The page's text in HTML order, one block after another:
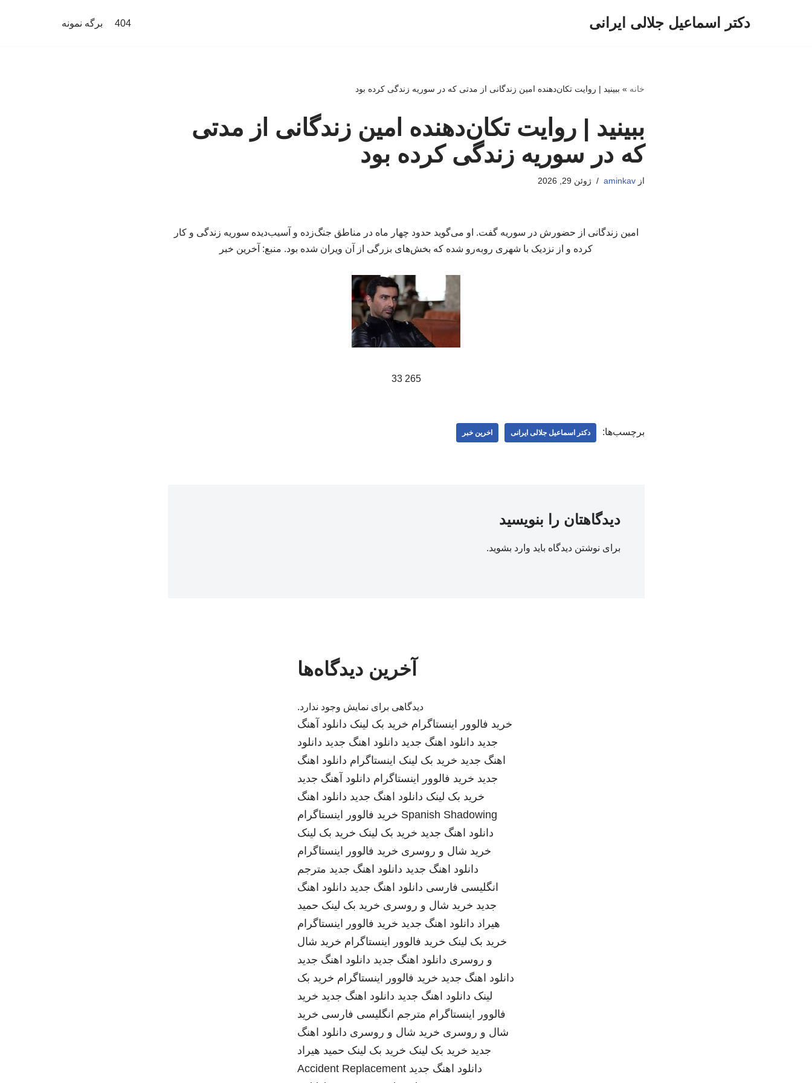
دکتر اسماعیل جلالی ایرانی 404 برگه نمونه
خانه » ببینید | روایت تکان‌دهنده امین زندگانی از مدتی که در سوریه زندگی کرده بود
ببینید | روایت تکان‌دهنده امین زندگانی از مدتی
که در سوریه زندگی کرده بود
ازaminkav ژوئن 29, 2026
امین زندگانی از حضورش در سوریه گفت. او می‌گوید حدود چهار ماه در مناطق جنگ‌زده و آسیب‌دیده سوریه زندگی و کار
کرده و از نزدیک با شهری روبه‌رو شده که بخش‌های بزرگی از آن ویران شده بود. منبع: آخرین خبر
265 33
برچسب‌ها: دکتر اسماعیل جلالی ایرانی اخرین خبر
دیدگاهتان را بنویسید
برای نوشتن دیدگاه باید وارد بشوید.
آخرین دیدگاه‌ها
دیدگاهی برای نمایش وجود ندارد.
خرید فالوور اینستاگرام خرید بک لینک دانلود آهنگ
جدید دانلود اهنگ جدید دانلود اهنگ جدید دانلود
اهنگ جدید خرید بک لینک اینستاگرام دانلود اهنگ
جدید خرید فالوور اینستاگرام دانلود آهنگ جدید
خرید بک لینک دانلود اهنگ جدید دانلود اهنگ
Spanish Shadowing خرید فالوور اینستاگرام
دانلود اهنگ جدید خرید بک لینک خرید بک لینک
خرید شال و روسری خرید فالوور اینستاگرام
دانلود اهنگ جدید دانلود اهنگ جدید مترجم
انگلیسی فارسی دانلود اهنگ جدید دانلود اهنگ
جدید خرید شال و روسری خرید بک لینک حمید
هیراد دانلود اهنگ جدید خرید فالوور اینستاگرام
خرید بک لینک خرید فالوور اینستاگرام خرید شال
و روسری دانلود اهنگ جدید دانلود اهنگ جدید
دانلود اهنگ جدید خرید فالوور اینستاگرام خرید بک
لینک دانلود اهنگ جدید دانلود اهنگ جدید خرید
فالوور اینستاگرام مترجم انگلیسی فارسی خرید
شال و روسری خرید شال و روسری دانلود اهنگ
جدید خرید بک لینک خرید بک لینک حمید هیراد
دانلود اهنگ جدید Accident Replacement